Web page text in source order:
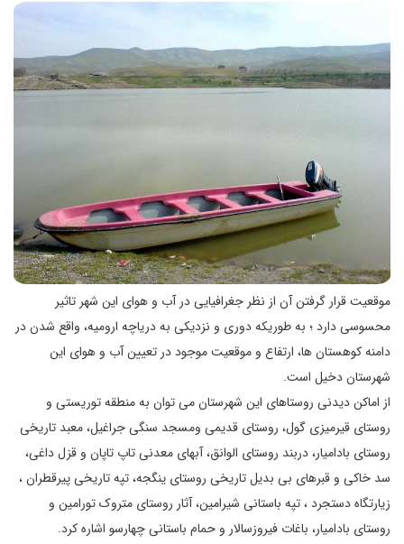
موقعیت قرار گرفتن آن از نظر جغرافیایی در آب و هوای این شهر تاثیر
محسوسی دارد ؛ به طوریکه دوری و نزدیکی به دریاچه ارومیه، واقع شدن در
دامنه کوهستان ها، ارتفاع و موقعیت موجود در تعیین آب و هوای این
شهرستان دخیل است.
از اماکن دیدنی روستاهای این شهرستان می توان به منطقه توریستی و
روستای قیرمیزی گول، روستای قدیمی ومسجد سنگی جراغیل، معبد تاریخی
روستای بادامیار، دربند روستای الوانق، آبهای معدنی تاپ تاپان و قزل داغی،
سد خاکی و قبرهای بی بدیل تاریخی روستای ینگجه، تپه تاریخی پیرقطران ،
زیارتگاه دستجرد ، تپه باستانی شیرامین، آثار روستای متروک تورامین و
روستای بادامیار، باغات فیروزسالار و حمام باستانی چهارسو اشاره کرد.